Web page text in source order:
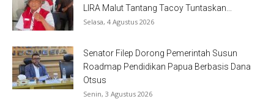
LIRA Malut Tantang Tacoy Tuntaskan...
Selasa, 4 Agustus 2026
Senator Filep Dorong Pemerintah Susun
Roadmap Pendidikan Papua Berbasis Dana
Otsus
Senin, 3 Agustus 2026